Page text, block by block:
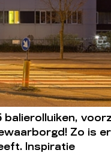
balierolluiken,
Zo is
Inspiratie